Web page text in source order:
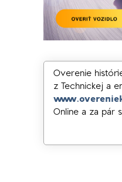
Overenie
z Technickej a
Online a za pár